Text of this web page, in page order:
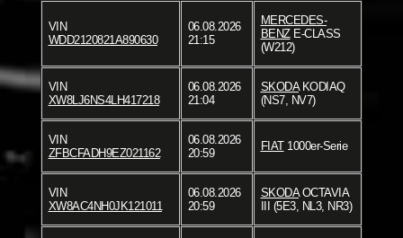
VIN
WDD2120821A890630
06.08.2026
21:15
MERCEDES-
BENZE-CLASS
(W212)
VIN
XW8LJ6NS4LH417218
06.08.2026
21:04
SKODAKODIAQ
(NS7, NV7)
VIN
ZFBCFADH9EZ021162
06.08.2026
20:59
FIAT1000er-Serie
VIN
XW8AC4NH0JK121011
06.08.2026
20:59
SKODAOCTAVIA
III (5E3, NL3, NR3)